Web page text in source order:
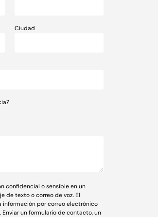
Ciudad
confidencial o sensible en un
de texto o correo de voz. El
por correo electrónico
Enviar un formulario de contacto, un